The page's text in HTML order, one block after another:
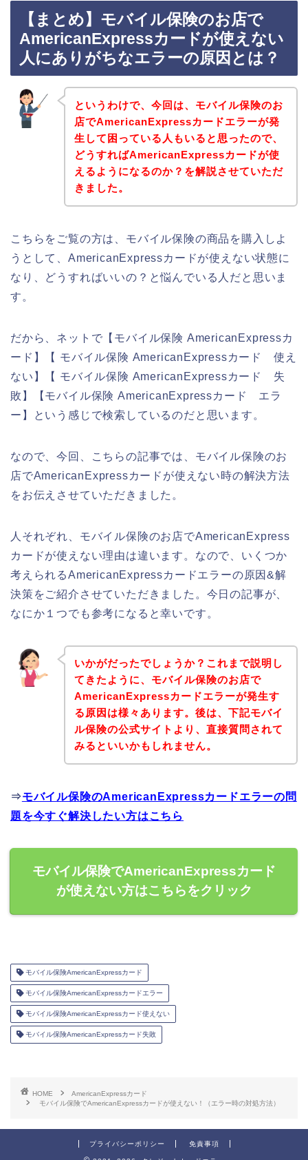
【まとめ】モバイル保険のお店で
AmericanExpressカードが使えない
人にありがちなエラーの原因とは？
というわけで、今回は、モバイル保険のお
店でAmericanExpressカードエラーが発
生して困っている人もいると思ったので、
どうすればAmericanExpressカードが使
えるようになるのか？を解説させていただ
きました。
こちらをご覧の方は、モバイル保険の商品を購入しよ
うとして、AmericanExpressカードが使えない状態に
なり、どうすればいいの？と悩んでいる人だと思いま
す。
だから、ネットで【モバイル保険 AmericanExpressカ
ード】【 モバイル保険 AmericanExpressカード 使え
ない】【 モバイル保険 AmericanExpressカード 失
敗】【モバイル保険 AmericanExpressカード エラ
ー】という感じで検索しているのだと思います。
なので、今回、こちらの記事では、モバイル保険のお
店でAmericanExpressカードが使えない時の解決方法
をお伝えさせていただきました。
人それぞれ、モバイル保険のお店でAmericanExpress
カードが使えない理由は違います。なので、いくつか
考えられるAmericanExpressカードエラーの原因&解
決策をご紹介させていただきました。今日の記事が、
なにか１つでも参考になると幸いです。
いかがだったでしょうか？これまで説明し
てきたように、モバイル保険のお店で
AmericanExpressカードエラーが発生す
る原因は様々あります。後は、下記モバイ
ル保険の公式サイトより、直接質問されて
みるといいかもしれません。
⇒モバイル保険のAmericanExpressカードエラーの問
題を今すぐ解決したい方はこちら
モバイル保険でAmericanExpressカード
が使えない方はこちらをクリック
モバイル保険AmericanExpressカード
モバイル保険AmericanExpressカードエラー
モバイル保険AmericanExpressカード使えない
モバイル保険AmericanExpressカード失敗
HOME
AmericanExpressカード
モバイル保険でAmericanExpressカードが使えない！（エラー時の対処方法）
プライバシーポリシー 免責事項